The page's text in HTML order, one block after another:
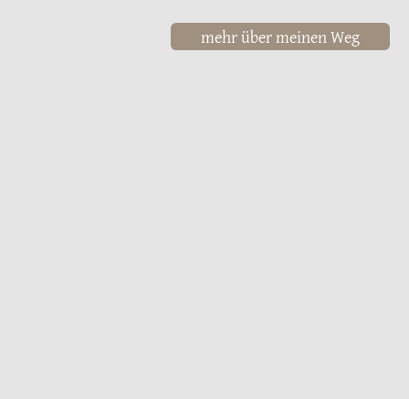
mehr über meinen Weg